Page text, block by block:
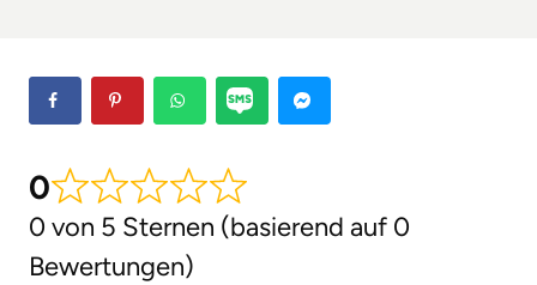
0
0 von 5 Sternen (basierend auf 0
Bewertungen)